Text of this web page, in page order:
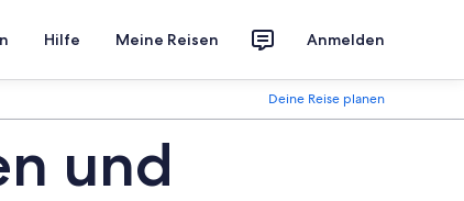
Hilfe Meine Reisen Anmelden
Deine Reise planen
und